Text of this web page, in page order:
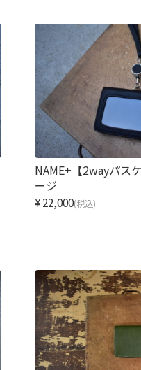
NAME+【2wayパス
ージ
¥22,000(税込)